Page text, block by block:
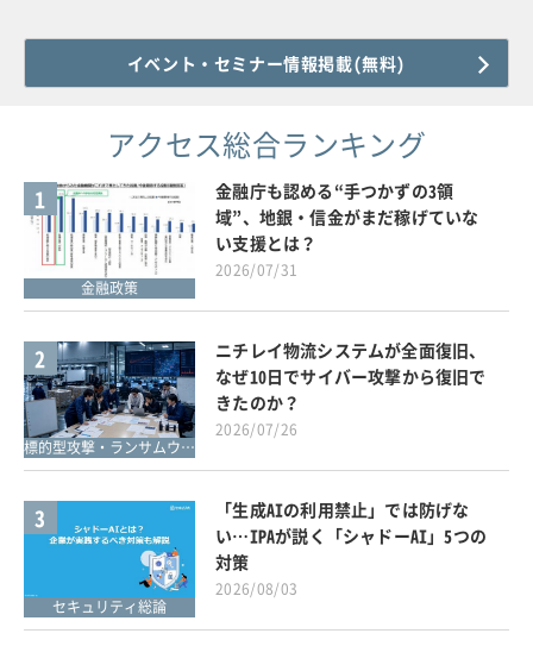
イベント・セミナー情報掲載(無料)
アクセス総合ランキング
1
金融政策
金融庁も認める“手つかずの3領
域”、地銀・信金がまだ稼げていな
い支援とは？
2026/07/31
2
標的型攻撃・ランサムウェア対策
ニチレイ物流システムが全面復旧、
なぜ10日でサイバー攻撃から復旧で
きたのか？
2026/07/26
3
セキュリティ総論
「生成AIの利用禁止」では防げな
い…IPAが説く「シャドーAI」5つの
対策
2026/08/03